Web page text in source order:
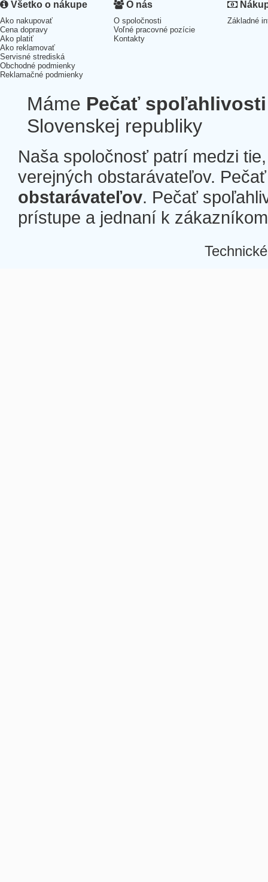
Všetko o nákupe
Ako nakupovať
Cena dopravy
Ako platiť
Ako reklamovať
Servisné strediská
Obchodné podmienky
Reklamačné podmienky
O nás
O spoločnosti
Voľné pracovné pozície
Kontakty
Základné
Máme Pečať spoľahlivosti
Slovenskej republiky
Naša spoločnosť patrí medzi
verejných obstarávateľov.
obstarávateľov. Pečať
prístupe a jednaní k